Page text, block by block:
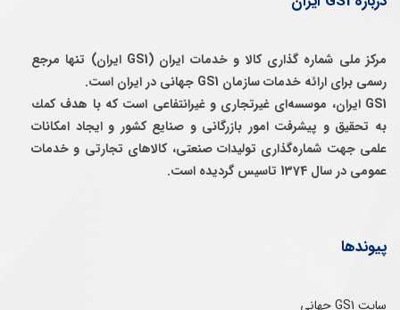
مرکز ملی شماره گذاری کالا و خدمات ایران (GS1 ایران) تنها مرجع
رسمی برای ارائه خدمات سازمان GS1 جهانی در ایران است.
GS1 ایران، موسسه‌ای غيرتجاری و غيرانتفاعی است كه با هدف كمك
به تحقيق و پيشرفت امور بازرگانی و صنايع كشور و ايجاد امكانات
علمی جهت شماره‌گذاری توليدات صنعتی، كالاهای تجارتی و خدمات
عمومی در سال 1374 تاسيس گرديده است.
پیوندها
سایت GS1 جهانی